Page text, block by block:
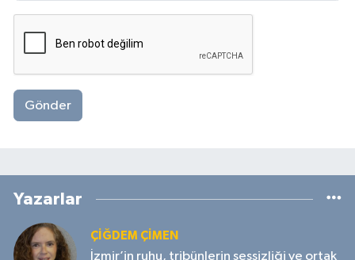
Gönder
Yazarlar
ÇIĞDEM ÇIMEN
İzmir’in ruhu, tribünlerin sessizliği ve ortak